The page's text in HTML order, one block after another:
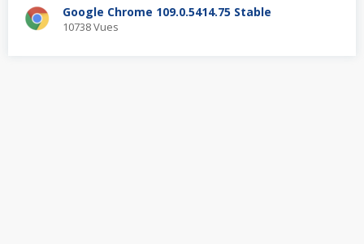
Google Chrome 109.0.5414.75 Stable
10738 Vues